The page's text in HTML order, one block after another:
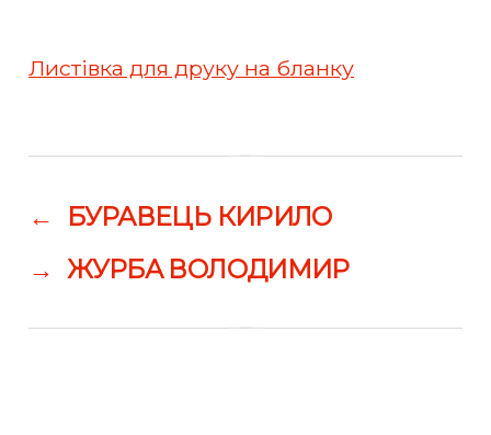
Листівка для друку на бланку
←
БУРАВЕЦЬ КИРИЛО
→ ЖУРБА ВОЛОДИМИР